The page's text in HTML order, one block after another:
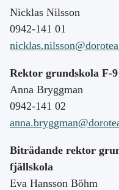
Nicklas Nilsson
0942-141 01
Rektor grundskola F-
Anna Bryggman
0942-141 02
Biträdande rektor
fjällskola
Eva Hansson Böhm